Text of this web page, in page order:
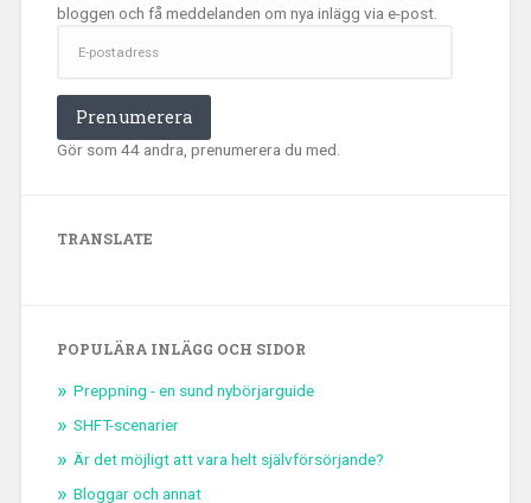
bloggen och få meddelanden om nya inlägg via e-post.
postadress
Prenumerera
Gör som 44 andra, prenumerera du med.
TRANSLATE
POPULÄRA INLÄGG OCH SIDOR
Preppning - en sund nybörjarguide
SHFT-scenarier
Är det möjligt att vara helt självförsörjande?
Bloggar och annat